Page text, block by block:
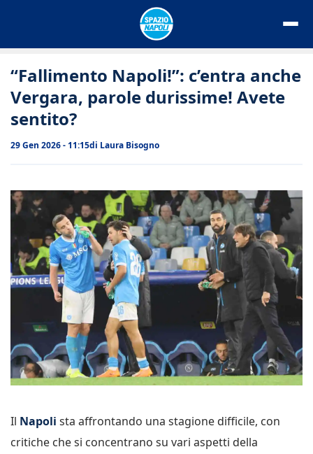
“Fallimento Napoli!”: c’entra anche
Vergara, parole durissime! Avete
sentito?
29 Gen 2026 - 11:15di Laura Bisogno
Il Napoli sta affrontando una stagione difficile, con
critiche che si concentrano su vari aspetti della